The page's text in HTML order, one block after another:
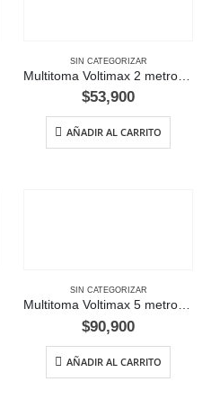
SIN CATEGORIZAR
$53,900
AÑADIR AL CARRITO
SIN CATEGORIZAR
Multitoma Voltimax 5 metros – 8 salidas
$90,900
AÑADIR AL CARRITO